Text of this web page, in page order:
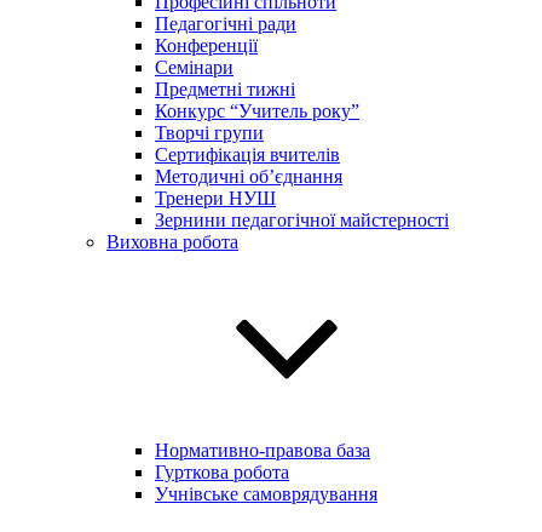
Педагогічні ради
Конференції
Семінари
Предметні тижні
Конкурс “Учитель року”
Творчі групи
Сертифікація вчителів
Методичні об’єднання
Тренери НУШ
Зернини педагогічної майстерності
Виховна робота
Нормативно-правова база
Гурткова робота
Учнівське самоврядування